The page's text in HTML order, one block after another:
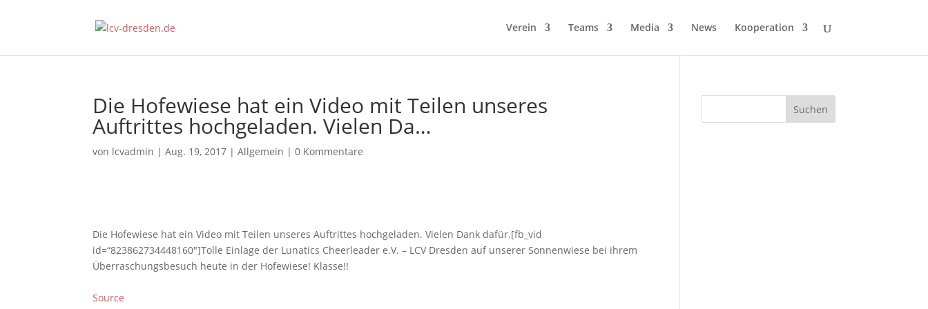
Verein Teams Media News Kooperation
Die Hofewiese hat ein Video mit Teilen unseres
Auftrittes hochgeladen. Vielen Da…
von lcvadmin |Aug. 19, 2017 |Allgemein |0 Kommentare
Die Hofewiese hat ein Video mit Teilen unseres Auftrittes hochgeladen. Vielen Dank dafür.[fb_vid
id=“823862734448160″]Tolle Einlage der Lunatics Cheerleader e.V. – LCV Dresden auf unserer Sonnenwiese bei ihrem
Überraschungsbesuch heute in der Hofewiese! Klasse!!
Source